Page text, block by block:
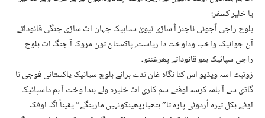
یا خلیر کسفر:
بلوچ راجی آجوئی ناجنز آ ساڑی تیویٰ سپاہیک جہان اٹ ساڑی جنگی قانوداتے
آن جوانیکہ واخب وداوخت دا ریاست ِ پاکستان تون مروک آ جنگ اٹ بلوچ
راجی سپائیک ہمو قانوداتے پھرغتنو۔
زوتیٹ اسہ ویڈیو اس کنا نگاہ غان تدے ہراٹے بلوچ سپائیک پاکستانی فوجی تا
گاڈی سے آ ہلمہ کرسہ اوفتے سم کاری اٹ خلیرہ ولے ہندا وخت آ ہم داسپائیک
اوفے ہکل تیرہ اُردوٹی پارہ تا” ہتھیارپھینکونہیں مارینگے” یقیناً اگہ اوفک